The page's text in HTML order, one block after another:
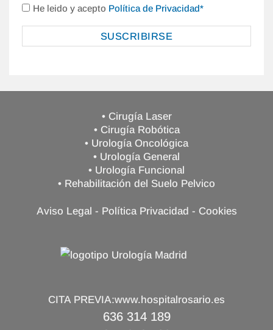
He leido y acepto Política de Privacidad*
• Cirugía Laser
• Cirugía Robótica
• Urología Oncológica
• Urología General
• Urología Funcional
• Rehabilitación del Suelo Pelvico
Aviso Legal - Política Privacidad - Cookies
CITA PREVIA:www.hospitalrosario.es
636 314 189